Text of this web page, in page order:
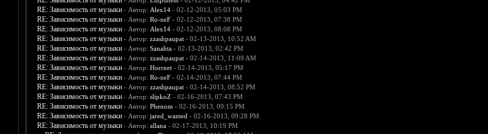
RE: Зависимость от музыки - Автор: Alex14- 02-12-2013, 05:03 PM
RE: Зависимость от музыки - Автор: Ro-neF- 02-12-2013, 07:38 PM
RE: Зависимость от музыки - Автор: Alex14- 02-12-2013, 08:08 PM
RE: Зависимость от музыки - Автор: zzashpaupat- 02-13-2013, 10:52 AM
RE: Зависимость от музыки - Автор: Sanahta- 02-13-2013, 02:42 PM
RE: Зависимость от музыки - Автор: zzashpaupat- 02-14-2013, 11:09 AM
RE: Зависимость от музыки - Автор: Horrnet- 02-14-2013, 05:17 PM
RE: Зависимость от музыки - Автор: Ro-neF- 02-14-2013, 07:44 PM
RE: Зависимость от музыки - Автор: zzashpaupat- 02-14-2013, 08:52 PM
RE: Зависимость от музыки - Автор: slipkoZ - 02-16-2013, 07:43 PM
RE: Зависимость от музыки - Автор: Phenom - 02-16-2013, 09:15 PM
RE: Зависимость от музыки - Автор: jared_wanted - 02-16-2013, 09:28 PM
RE: Зависимость от музыки - Автор: allana- 02-17-2013, 10:19 PM